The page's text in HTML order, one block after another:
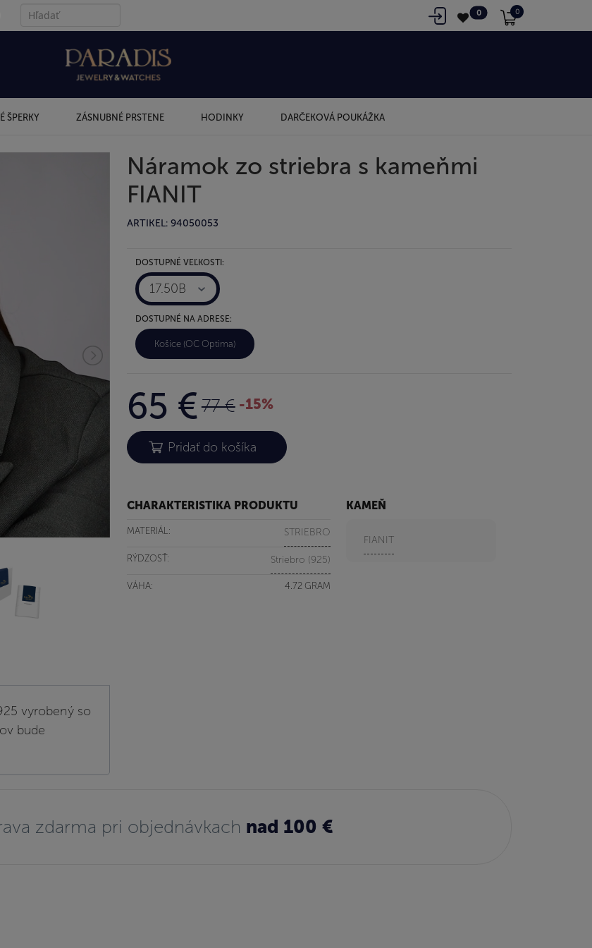
0 0
ŠPERKY ZÁSNUBNÉ PRSTENE HODINKY DARČEKOVÁ POUKÁŽKA
vyrobený so
bude
Náramok zo striebra s kameňmi
FIANIT
ARTIKEL: 94050053
DOSTUPNÉ VEĽKOSTI:
17.50B
DOSTUPNÉ NA ADRESE:
Košice (OC Optima)
65 €77 € -15%
CHARAKTERISTIKA PRODUKTU
MATERIÁL: STRIEBRO
RÝDZOSŤ: Striebro (925)
VÁHA: 4.72 GRAM
KAMEŇ
FIANIT
zdarma pri objednávkach nad 100 €